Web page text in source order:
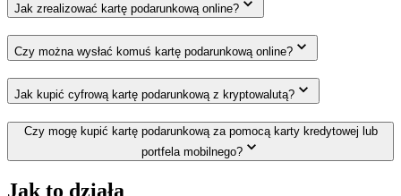
Jak zrealizować kartę podarunkową online?
Czy można wysłać komuś kartę podarunkową online?
Jak kupić cyfrową kartę podarunkową z kryptowalutą?
Czy mogę kupić kartę podarunkową za pomocą karty kredytowej lub
portfela mobilnego?
Jak to działa